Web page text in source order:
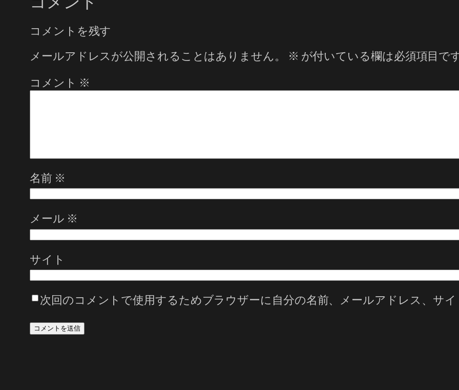
コメントを残す
メールアドレスが公開されることはありません。
※ が付いている欄は必須項目で
コメント ※
名前 ※
メール ※
サイト
次回のコメントで使用するためブラウザーに自分の名前、メールアドレス、サ